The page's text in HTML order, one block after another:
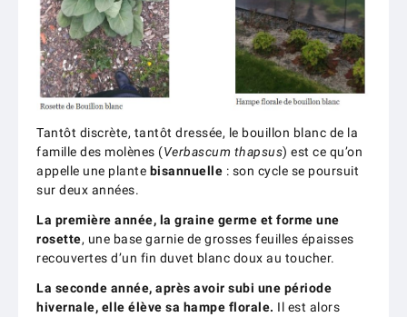
Tantôt discrète, tantôt dressée, le bouillon blanc de la
famille des molènes (Verbascum thapsus) est ce qu’on
appelle une plante bisannuelle : son cycle se poursuit
sur deux années.
La première année, la graine germe et forme une
rosette, une base garnie de grosses feuilles épaisses
recouvertes d’un fin duvet blanc doux au toucher.
La seconde année, après avoir subi une période
hivernale, elle élève sa hampe florale. Il est alors